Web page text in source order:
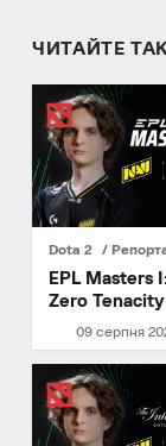
ЧИТАЙТЕ
Dota 2
09 серпня
EPL Masters
Zero Tenacity